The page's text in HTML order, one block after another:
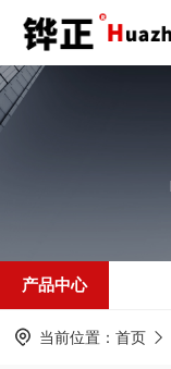
产品中心
当前位置： 首页